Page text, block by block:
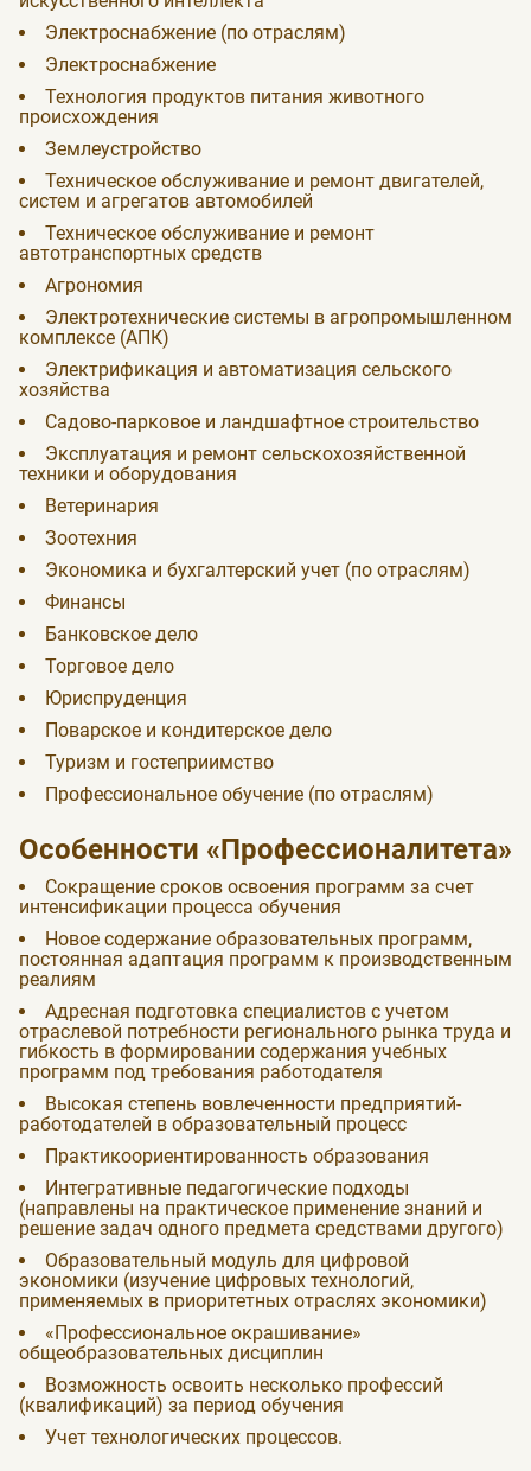
Электроснабжение (по отраслям)
Электроснабжение
Технология продуктов питания животного
происхождения
Землеустройство
Техническое обслуживание и ремонт двигателей,
систем и агрегатов автомобилей
Техническое обслуживание и ремонт
автотранспортных средств
Агрономия
Электротехнические системы в агропромышленном
комплексе (АПК)
Электрификация и автоматизация сельского
хозяйства
Садово-парковое и ландшафтное строительство
Эксплуатация и ремонт сельскохозяйственной
техники и оборудования
Ветеринария
Зоотехния
Экономика и бухгалтерский учет (по отраслям)
Финансы
Банковское дело
Торговое дело
Юриспруденция
Поварское и кондитерское дело
Туризм и гостеприимство
Профессиональное обучение (по отраслям)
Особенности «Профессионалитета»
Сокращение сроков освоения программ за счет
интенсификации процесса обучения
Новое содержание образовательных программ,
постоянная адаптация программ к производственным
реалиям
Адресная подготовка специалистов с учетом
отраслевой потребности регионального рынка труда и
гибкость в формировании содержания учебных
программ под требования работодателя
Высокая степень вовлеченности предприятий-
работодателей в образовательный процесс
Практикоориентированность образования
Интегративные педагогические подходы
(направлены на практическое применение знаний и
решение задач одного предмета средствами другого)
Образовательный модуль для цифровой
экономики (изучение цифровых технологий,
применяемых в приоритетных отраслях экономики)
«Профессиональное окрашивание»
общеобразовательных дисциплин
Возможность освоить несколько профессий
(квалификаций) за период обучения
Учет технологических процессов.